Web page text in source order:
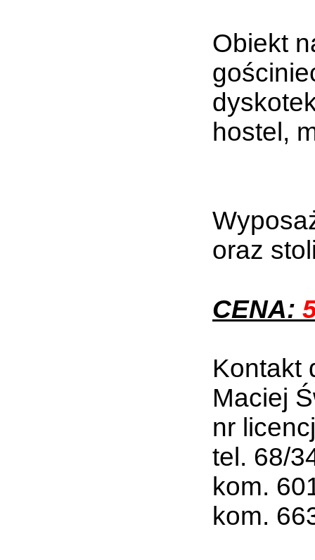
Obiekt
hostel,
oraz
CENA:
Kontakt
Maciej
nr
tel. 68/
kom.
kom.